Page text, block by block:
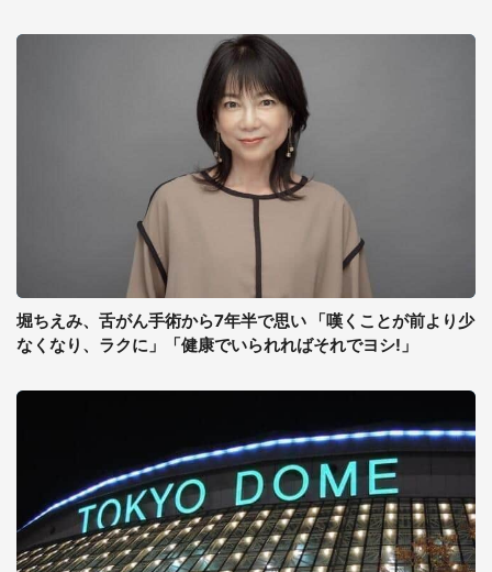
堀ちえみ、舌がん手術から7年半で思い 「嘆くことが前より少
なくなり、ラクに」「健康でいられればそれでヨシ!」